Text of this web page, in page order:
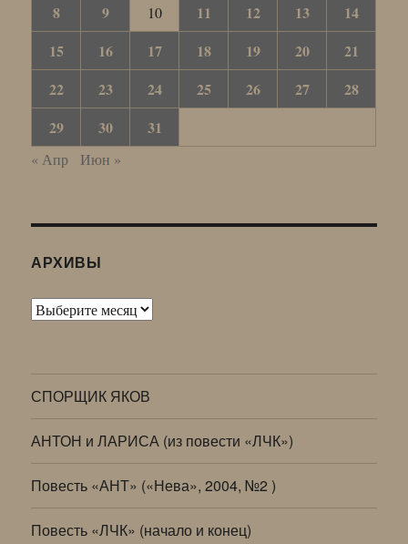
8
9 10 11 12 13
14
15
16 17 18 19 20
21
22
23 24 25 26 27
28
29
30 31
« Апр Июн »
АРХИВЫ
Архивы
СПОРЩИК ЯКОВ
АНТОН и ЛАРИСА (из повести «ЛЧК»)
Повесть «АНТ» («Нева», 2004, №2 )
Повесть «ЛЧК» (начало и конец)